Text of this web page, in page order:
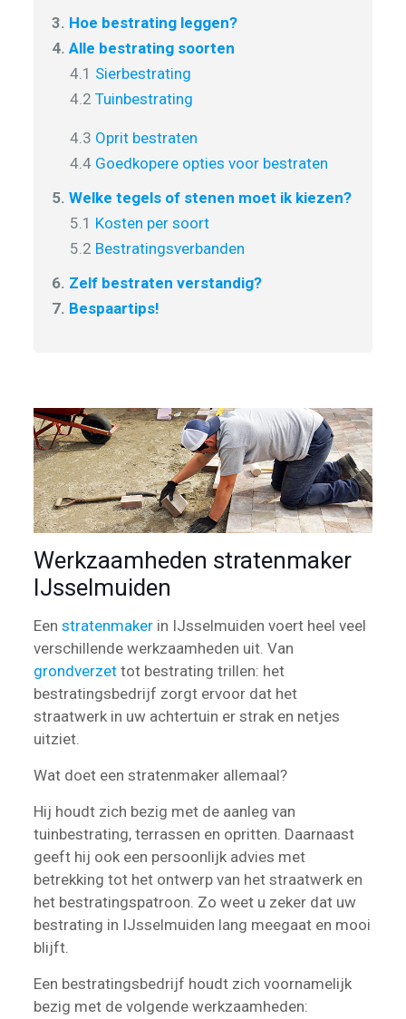
3. Hoe bestrating leggen?
4. Alle bestrating soorten
4.1 Sierbestrating
4.2 Tuinbestrating
4.3 Oprit bestraten
4.4 Goedkopere opties voor bestraten
5. Welke tegels of stenen moet ik kiezen?
5.1 Kosten per soort
5.2 Bestratingsverbanden
6. Zelf bestraten verstandig?
7. Bespaartips!
Werkzaamheden stratenmaker
IJsselmuiden
Een stratenmakerin IJsselmuiden voert heel veel
verschillende werkzaamheden uit. Van
grondverzettot bestrating trillen: het
bestratingsbedrijf zorgt ervoor dat het
straatwerk in uw achtertuin er strak en netjes
uitziet.
Wat doet een stratenmaker allemaal?
Hij houdt zich bezig met de aanleg van
tuinbestrating, terrassen en opritten. Daarnaast
geeft hij ook een persoonlijk advies met
betrekking tot het ontwerp van het straatwerk en
het bestratingspatroon. Zo weet u zeker dat uw
bestrating in IJsselmuiden lang meegaat en mooi
blijft.
Een bestratingsbedrijf houdt zich voornamelijk
bezig met de volgende werkzaamheden: